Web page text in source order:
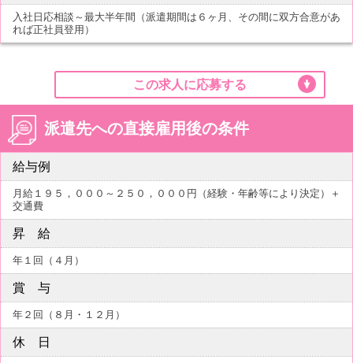
入社日応相談～最大半年間（派遣期間は６ヶ月、その間に双方合意があ
れば正社員登用）
この求人に応募する
派遣先への直接雇用後の条件
給与例
月給１９５，０００～２５０，０００円（経験・年齢等により決定）＋
交通費
昇 給
年１回（４月）
賞 与
年２回（８月・１２月）
休 日